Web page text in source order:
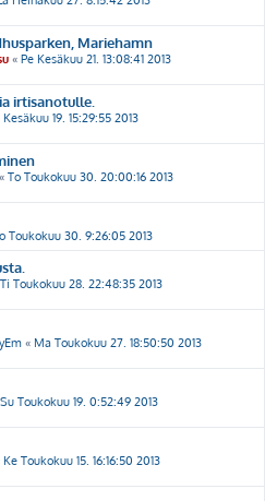
Mariehamn
« Pe Kesäkuu 21. 13:08:41 2013
irtisanotulle.
Kesäkuu 19. 15:29:55 2013
« To Toukokuu 30. 20:00:16 2013
Toukokuu 30. 9:26:05 2013
Ti Toukokuu 28. 22:48:35 2013
« Ma Toukokuu 27. 18:50:50 2013
Su Toukokuu 19. 0:52:49 2013
Ke Toukokuu 15. 16:16:50 2013